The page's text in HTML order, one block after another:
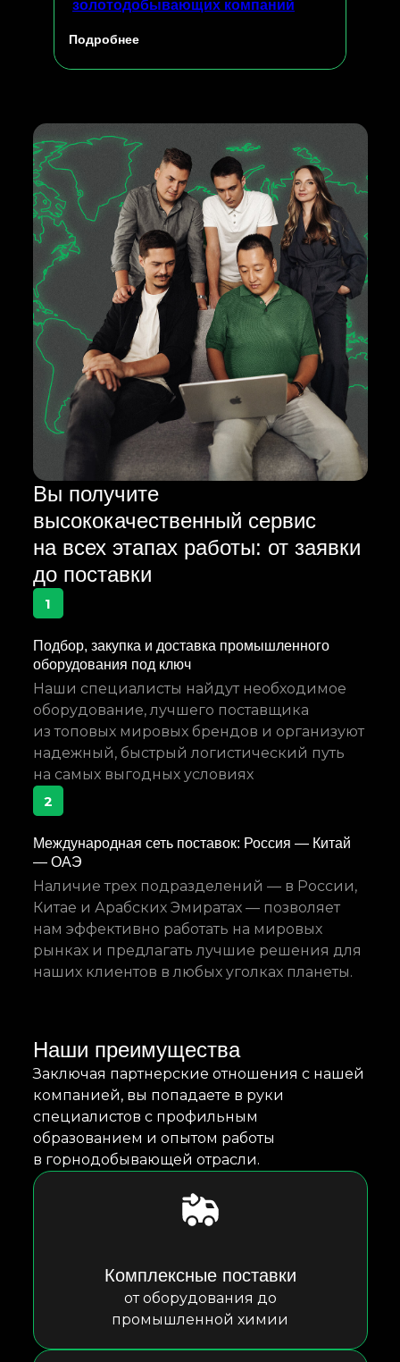
золотодобывающих компаний
Подробнее
Вы получите
высококачественный сервис
на всех этапах работы: от заявки
до поставки
1
Подбор, закупка и доставка промышленного
оборудования под ключ
Наши специалисты найдут необходимое
оборудование, лучшего поставщика
из топовых мировых брендов и организуют
надежный, быстрый логистический путь
на самых выгодных условиях
2
Международная сеть поставок: Россия — Китай
— ОАЭ
Наличие трех подразделений — в России,
Китае и Арабских Эмиратах — позволяет
нам эффективно работать на мировых
рынках и предлагать лучшие решения для
наших клиентов в любых уголках планеты.
Наши преимущества
Заключая партнерские отношения с нашей
компанией, вы попадаете в руки
специалистов с профильным
образованием и опытом работы
в горнодобывающей отрасли.
Комплексные поставки
от оборудования до
промышленной химии